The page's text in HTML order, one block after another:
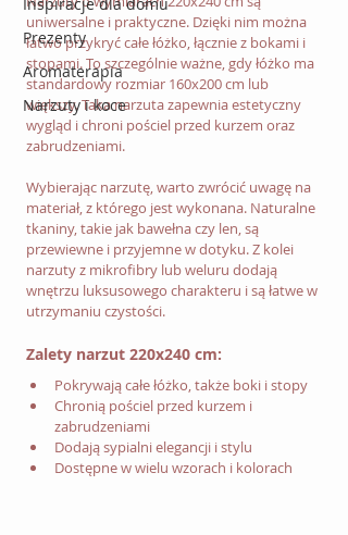
Prezenty
Aromaterapia
Narzuty i koce
uniwersalne i praktyczne. Dzięki nim można
łatwo przykryć całe łóżko, łącznie z bokami i
stopami. To szczególnie ważne, gdy łóżko ma
standardowy rozmiar 160x200 cm lub
większy. Taka narzuta zapewnia estetyczny
wygląd i chroni pościel przed kurzem oraz
zabrudzeniami.
Wybierając narzutę, warto zwrócić uwagę na
materiał, z którego jest wykonana. Naturalne
tkaniny, takie jak bawełna czy len, są
przewiewne i przyjemne w dotyku. Z kolei
narzuty z mikrofibry lub weluru dodają
wnętrzu luksusowego charakteru i są łatwe w
utrzymaniu czystości.
Zalety narzut 220x240 cm:
Pokrywają całe łóżko, także boki i stopy
Chronią pościel przed kurzem i
zabrudzeniami
Dodają sypialni elegancji i stylu
Dostępne w wielu wzorach i kolorach